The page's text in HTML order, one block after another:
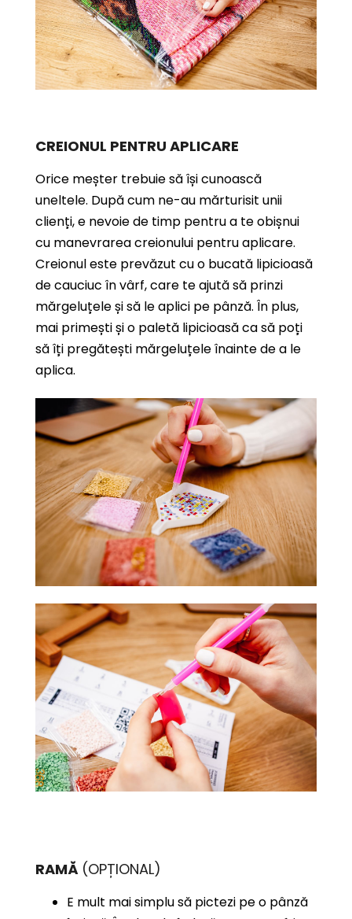
CREIONUL PENTRU APLICARE
Orice meșter trebuie să își cunoască
uneltele. După cum ne-au mărturisit unii
clienți, e nevoie de timp pentru a te obișnui
cu manevrarea creionului pentru aplicare.
Creionul este prevăzut cu o bucată lipicioasă
de cauciuc în vârf, care te ajută să prinzi
mărgeluțele și să le aplici pe pânză. În plus,
mai primești și o paletă lipicioasă ca să poți
să îți pregătești mărgeluțele înainte de a le
aplica.
RAMĂ (OPȚIONAL)
E mult mai simplu să pictezi pe o pânză